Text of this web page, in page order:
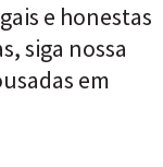
e honestas
siga nossa
em